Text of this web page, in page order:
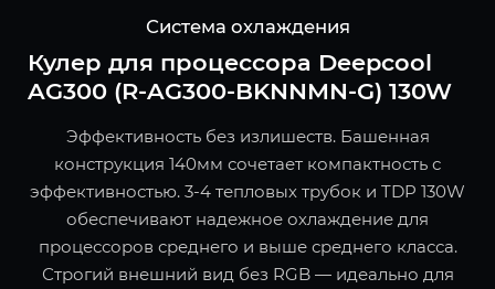
Система охлаждения
Кулер для процессора Deepcool
AG300 (R-AG300-BKNNMN-G) 130W
Эффективность без излишеств. Башенная
конструкция 140мм сочетает компактность с
эффективностью. 3-4 тепловых трубок и TDP 130W
обеспечивают надежное охлаждение для
процессоров среднего и выше среднего класса.
Строгий внешний вид без RGB — идеально для